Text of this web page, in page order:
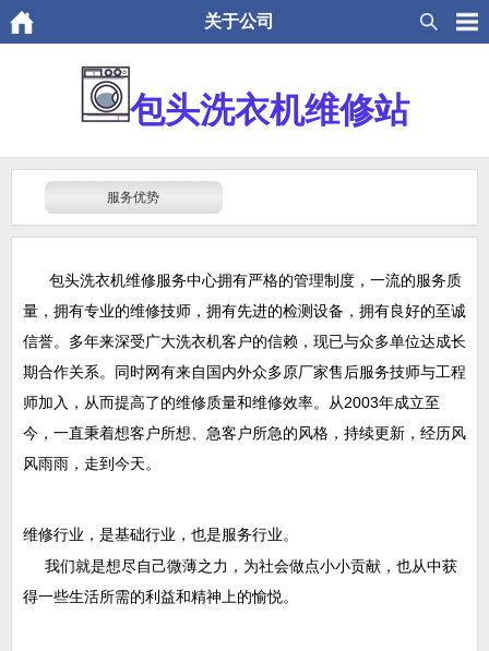
关于公司
包头洗衣机维修站
服务优势
包头洗衣机维修服务中心拥有严格的管理制度，一流的服务质
量，拥有专业的维修技师，拥有先进的检测设备，拥有良好的至诚
信誉。多年来深受广大洗衣机客户的信赖，现已与众多单位达成长
期合作关系。同时网有来自国内外众多原厂家售后服务技师与工程
师加入，从而提高了的维修质量和维修效率。从2003年成立至
今，一直秉着想客户所想、急客户所急的风格，持续更新，经历风
风雨雨，走到今天。
维修行业，是基础行业，也是服务行业。
我们就是想尽自己微薄之力，为社会做点小小贡献，也从中获
得一些生活所需的利益和精神上的愉悦。